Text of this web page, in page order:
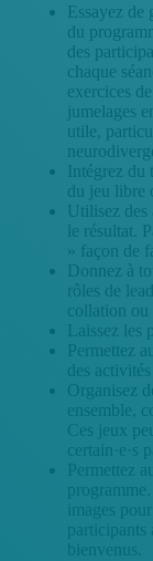
Essayez
du
des
chaque
exercices
jumelages
utile,
Intégrez
du jeu libre
Utilisez des
le résultat.
» façon de
Donnez à
rôles de
collation ou
Laissez
Permettez
des
Organisez
ensemble,
Ces jeux
certain·e·s
Permettez
images
bienvenus.